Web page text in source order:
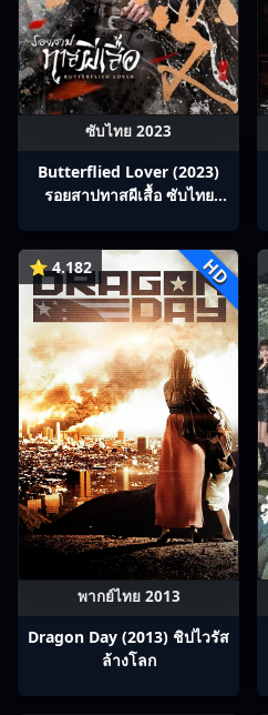
ซับไทย 2023
Butterflied Lover (2023)
รอยสาปทาสผีเสื้อ ซับไทย
⭐ 4.182 HD
พากย์ไทย 2013
Dragon Day (2013) ชิปไวรัส
ล้างโลก